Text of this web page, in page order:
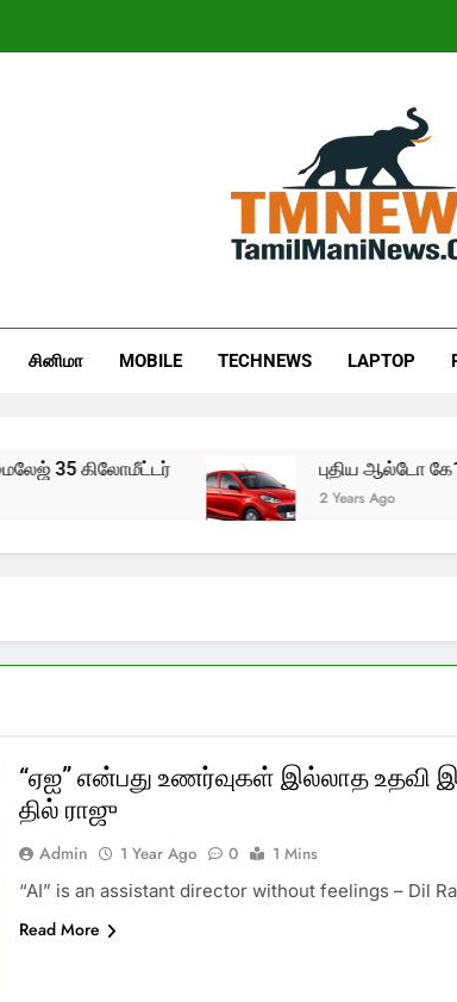
சினிமா MOBILE TECHNEWS LAPTOP
35 கிலோமீட்டர் புதிய ஆல்டோ
2 Years Ago
“ஏஐ” என்பது உணர்வுகள் இல்லாத உதவி
தில் ராஜு
Admin 1 Year Ago 0
1 Mins
“AI” is an assistant director without feelings – Dil
Read More